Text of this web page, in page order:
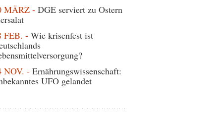
MÄRZ - DGE serviert zu Ostern
FEB. - Wie krisenfest ist
NOV. - Ernährungswissenschaft:
UFO gelandet